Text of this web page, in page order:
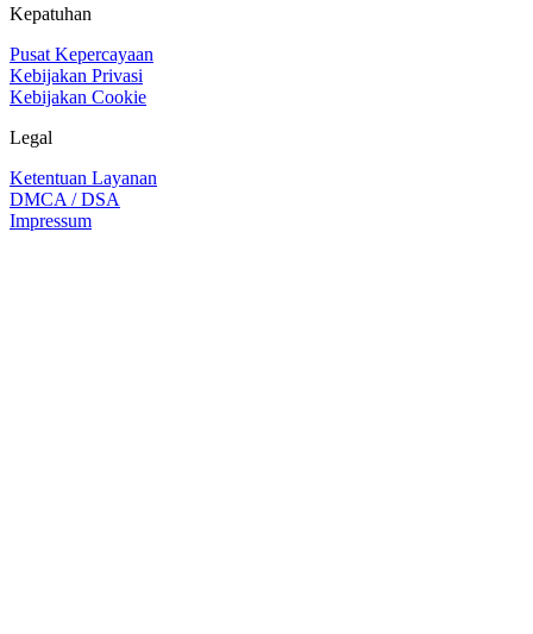
Kepatuhan
Pusat Kepercayaan
Kebijakan Privasi
Kebijakan Cookie
Legal
Ketentuan Layanan
DMCA / DSA
Impressum